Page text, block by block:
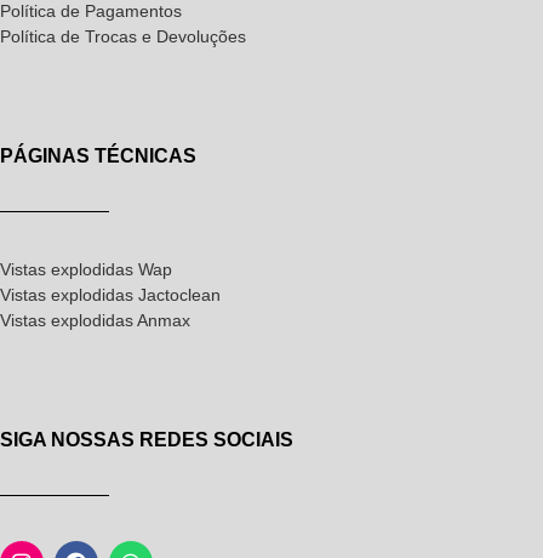
Política de Pagamentos
Política de Trocas e Devoluções
PÁGINAS TÉCNICAS
Vistas explodidas Wap
Vistas explodidas Jactoclean
Vistas explodidas Anmax
SIGA NOSSAS REDES SOCIAIS